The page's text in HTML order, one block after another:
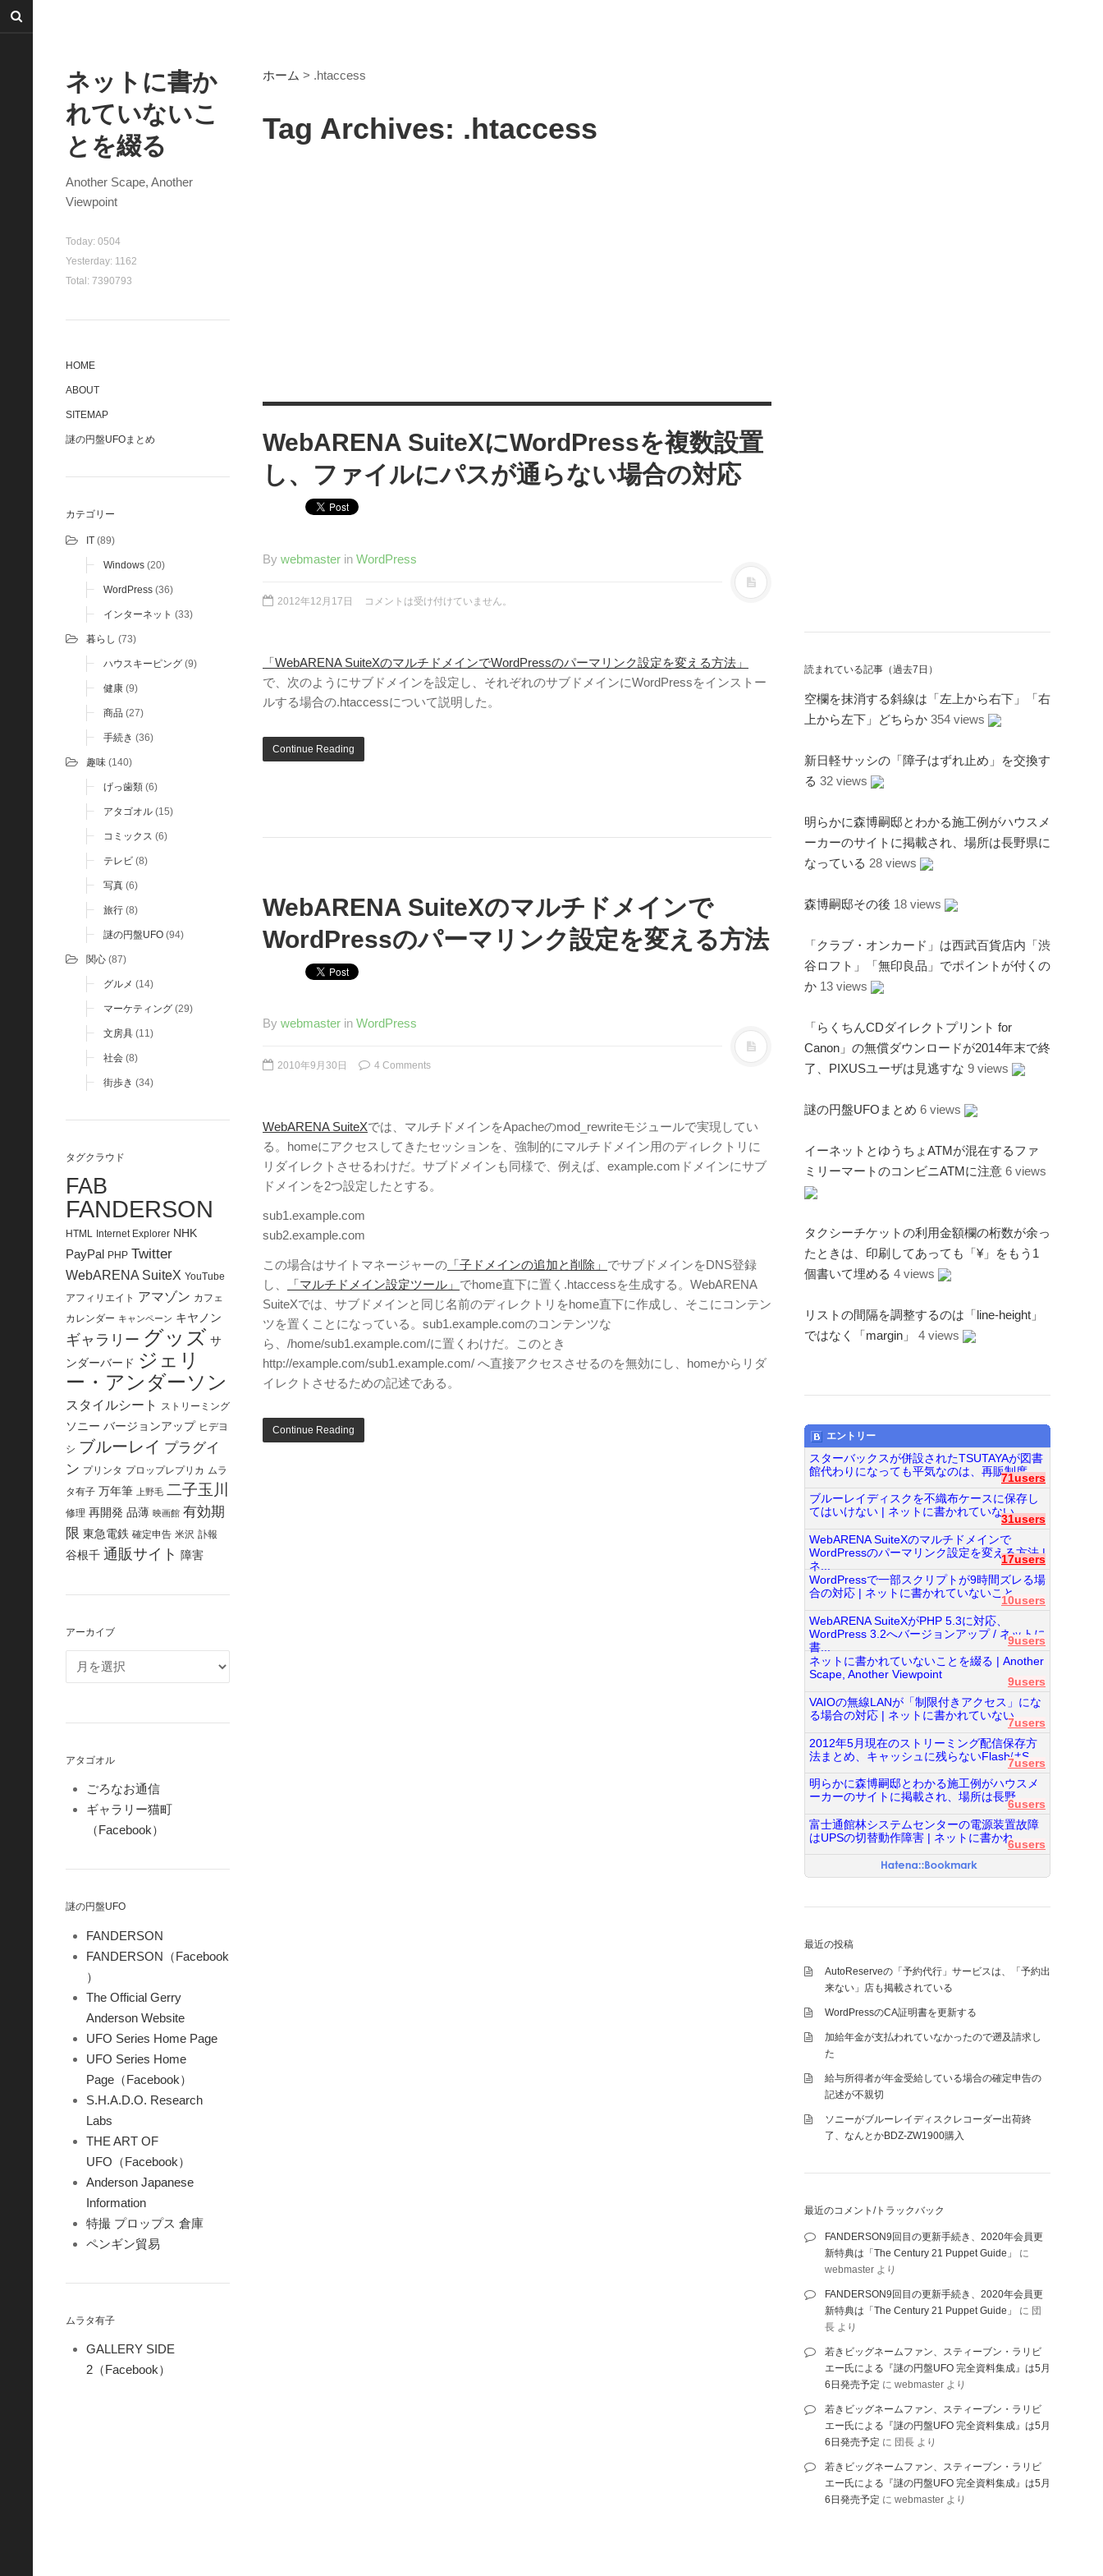
ネットに書か
れていないこ
とを綴る
Another Scape, Another
Viewpoint
Today: 0504
Yesterday: 1162
Total: 7390793
HOME
ABOUT
SITEMAP
謎の円盤UFOまとめ
カテゴリー
IT (89)
Windows (20)
WordPress (36)
インターネット (33)
暮らし (73)
ハウスキーピング (9)
健康 (9)
商品 (27)
手続き (36)
趣味 (140)
げっ歯類 (6)
アタゴオル (15)
コミックス (6)
テレビ (8)
写真 (6)
旅行 (8)
謎の円盤UFO (94)
関心 (87)
グルメ (14)
マーケティング (29)
文房具 (11)
社会 (8)
街歩き (34)
タグクラウド
FAB
FANDERSON
HTML Internet Explorer NHK
PayPal PHP Twitter
WebARENA SuiteX YouTube
アフィリエイト アマゾン カフェ
カレンダー キャンペーン キヤノン
ギャラリー グッズ サ
ンダーバード ジェリ
ー・アンダーソン
スタイルシート ストリーミング
ソニー バージョンアップ ヒデヨ
シ ブルーレイ プラグイ
ン プリンタ プロップレプリカ ムラ
タ有子 万年筆 上野毛 二子玉川
修理 再開発 品薄 映画館 有効期
限 東急電鉄 確定申告 米沢 訃報
谷根千 通販サイト 障害
アーカイブ
アタゴオル
ごろなお通信
ギャラリー猫町
（Facebook）
謎の円盤UFO
FANDERSON
FANDERSON（Facebook
）
The Official Gerry
Anderson Website
UFO Series Home Page
UFO Series Home
Page（Facebook）
S.H.A.D.O. Research
Labs
THE ART OF
UFO（Facebook）
Anderson Japanese
Information
特撮 プロップス 倉庫
ペンギン貿易
ムラタ有子
GALLERY SIDE
2（Facebook）
ホーム > .htaccess
Tag Archives: .htaccess
WebARENA SuiteXにWordPressを複数設置
し、ファイルにパスが通らない場合の対応
By webmaster in WordPress
2012年12月17日 コメントは受け付けていません。
「WebARENA SuiteXのマルチドメインでWordPressのパーマリンク設定を変える方法」
で、次のようにサブドメインを設定し、それぞれのサブドメインにWordPressをインストー
ルする場合の.htaccessについて説明した。
Continue Reading
WebARENA SuiteXのマルチドメインで
WordPressのパーマリンク設定を変える方法
By webmaster in WordPress
2010年9月30日 4 Comments
WebARENA SuiteXでは、マルチドメインをApacheのmod_rewriteモジュールで実現してい
る。homeにアクセスしてきたセッションを、強制的にマルチドメイン用のディレクトリに
リダイレクトさせるわけだ。サブドメインも同様で、例えば、example.comドメインにサブ
ドメインを2つ設定したとする。
sub1.example.com
sub2.example.com
この場合はサイトマネージャーの 「子ドメインの追加と削除」 でサブドメインをDNS登録
し、
「マルチドメイン設定ツール」 でhome直下に置く.htaccessを生成する。WebARENA
SuiteXでは、サブドメインと同じ名前のディレクトリをhome直下に作成し、そこにコンテン
ツを置くことになっている。sub1.example.comのコンテンツな
ら、/home/sub1.example.com/に置くわけだ。このとき
http://example.com/sub1.example.com/ へ直接アクセスさせるのを無効にし、homeからリダ
イレクトさせるための記述である。
Continue Reading
読まれている記事（過去7日）
空欄を抹消する斜線は「左上から右下」「右
上から左下」どちらか 354 views
新日軽サッシの「障子はずれ止め」を交換す
る 32 views
明らかに森博嗣邸とわかる施工例がハウスメ
ーカーのサイトに掲載され、場所は長野県に
なっている 28 views
森博嗣邸その後 18 views
「クラブ・オンカード」は西武百貨店内「渋
谷ロフト」「無印良品」でポイントが付くの
か 13 views
「らくちんCDダイレクトプリント for
Canon」の無償ダウンロードが2014年末で終
了、PIXUSユーザは見逃すな 9 views
謎の円盤UFOまとめ 6 views
イーネットとゆうちょATMが混在するファ
ミリーマートのコンビニATMに注意 6 views
タクシーチケットの利用金額欄の桁数が余っ
たときは、印刷してあっても「¥」をもう1
個書いて埋める 4 views
リストの間隔を調整するのは「line-height」
ではなく「margin」
4 views
エントリー
スターバックスが併設されたTSUTAYAが図書
館代わりになっても平気なのは、再販制度...
71users
ブルーレイディスクを不織布ケースに保存し
てはいけない | ネットに書かれていない...
31users
WebARENA SuiteXのマルチドメインで
WordPressのパーマリンク設定を変える方法 |
ネ...
17users
WordPressで一部スクリプトが9時間ズレる場
合の対応 | ネットに書かれていないこと...
10users
WebARENA SuiteXがPHP 5.3に対応、
WordPress 3.2へバージョンアップ / ネットに
書...
9users
ネットに書かれていないことを綴る | Another
Scape, Another Viewpoint
9users
VAIOの無線LANが「制限付きアクセス」にな
る場合の対応 | ネットに書かれていない...
7users
2012年5月現在のストリーミング配信保存方
法まとめ、キャッシュに残らないFlashはS...
7users
明らかに森博嗣邸とわかる施工例がハウスメ
ーカーのサイトに掲載され、場所は長野...
6users
富士通館林システムセンターの電源装置故障
はUPSの切替動作障害 | ネットに書かれ...
6users
最近の投稿
AutoReserveの「予約代行」サービスは、「予約出
来ない」店も掲載されている
WordPressのCA証明書を更新する
加給年金が支払われていなかったので遡及請求し
た
給与所得者が年金受給している場合の確定申告の
記述が不親切
ソニーがブルーレイディスクレコーダー出荷終
了、なんとかBDZ-ZW1900購入
最近のコメント/トラックバック
FANDERSON9回目の更新手続き、2020年会員更
新特典は「The Century 21 Puppet Guide」
に
webmaster より
FANDERSON9回目の更新手続き、2020年会員更
新特典は「The Century 21 Puppet Guide」
に 団
長 より
若きビッグネームファン、スティーブン・ラリビ
エー氏による『謎の円盤UFO 完全資料集成』は5月
6日発売予定 に webmaster より
若きビッグネームファン、スティーブン・ラリビ
エー氏による『謎の円盤UFO 完全資料集成』は5月
6日発売予定 に 団長 より
若きビッグネームファン、スティーブン・ラリビ
エー氏による『謎の円盤UFO 完全資料集成』は5月
6日発売予定 に webmaster より